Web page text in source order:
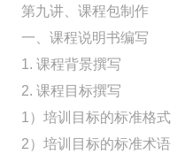
第九讲、课程包制作
一、课程说明书编写
1. 课程背景撰写
2. 课程目标撰写
1）培训目标的标准格式
2）培训目标的标准术语